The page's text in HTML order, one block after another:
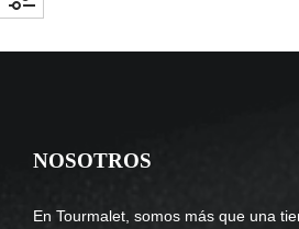
NOSOTROS
En Tourmalet, somos más que una